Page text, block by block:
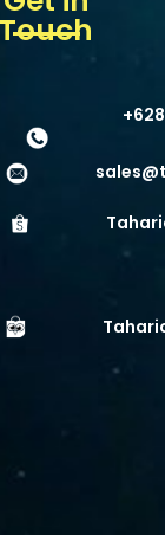
Touch